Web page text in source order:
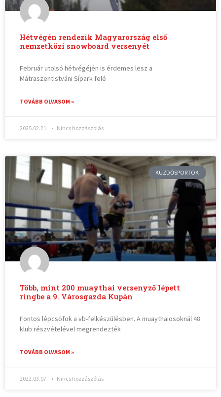
Hétvégén rendezik Magyarország első
nemzetközi snowboard versenyét
Február utolsó hétvégéjén is érdemes lesz a
Mátraszentistváni Sípark felé
TOVÁBB OLVASOM »
2025.02.21. Nincs hozzászólás
KÜZDŐSPORTOK
Több, mint 200 muaythai versenyző lépett
ringbe a 9. Városgazda Kupán
Fontos lépcsőfok a vb-felkészülésben. A muaythaiosoknál 48
klub részvételével megrendezték
TOVÁBB OLVASOM »
2022.03.07. Nincs hozzászólás